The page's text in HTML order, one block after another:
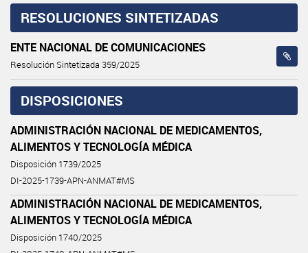
RESOLUCIONES SINTETIZADAS
ENTE NACIONAL DE COMUNICACIONES
Resolución Sintetizada 359/2025
DISPOSICIONES
ADMINISTRACIÓN NACIONAL DE MEDICAMENTOS,
ALIMENTOS Y TECNOLOGÍA MÉDICA
Disposición 1739/2025
DI-2025-1739-APN-ANMAT#MS
ADMINISTRACIÓN NACIONAL DE MEDICAMENTOS,
ALIMENTOS Y TECNOLOGÍA MÉDICA
Disposición 1740/2025